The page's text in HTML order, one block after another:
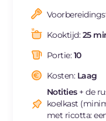
FR
BR
Kooktijd:25
Portie:10
Kosten: Laag
Notities+ de
koelkast
met ricotta: